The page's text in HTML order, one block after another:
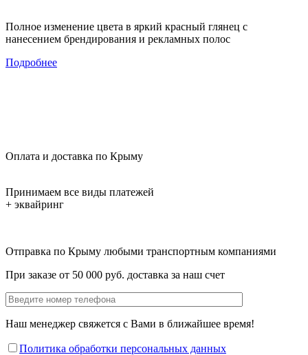
Полное изменение цвета в яркий красный глянец с
нанесением брендирования и рекламных полос
Подробнее
Оплата и доставка по Крыму
Принимаем все виды платежей
+ эквайринг
Отправка по Крыму любыми транспортным компаниями
При заказе от 50 000 руб. доставка за наш счет
Наш менеджер свяжется с Вами в ближайшее время!
Политика обработки персональных данных